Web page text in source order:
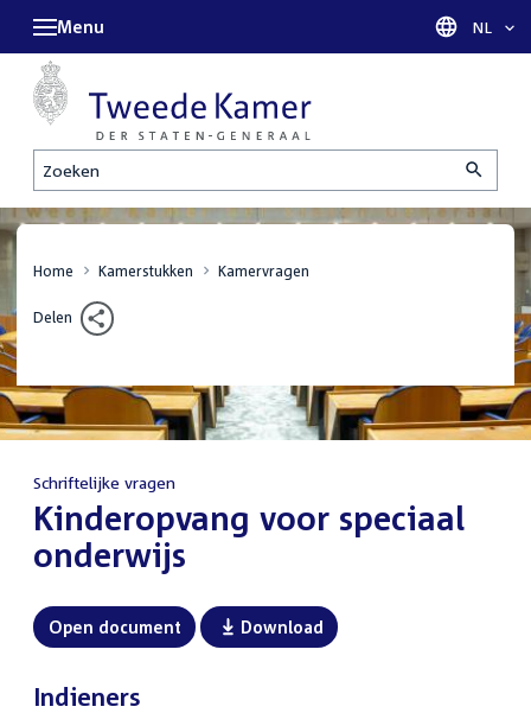
Zoeken
Menu Taal
NL
Home Kamerstukken Kamervragen
Delen
Schriftelijke vragen
:Kinderopvang voor speciaal
onderwijs
Open document Download
Indieners